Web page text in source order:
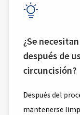

¿Se
después de
circuncisión?
Después del
mantenerse